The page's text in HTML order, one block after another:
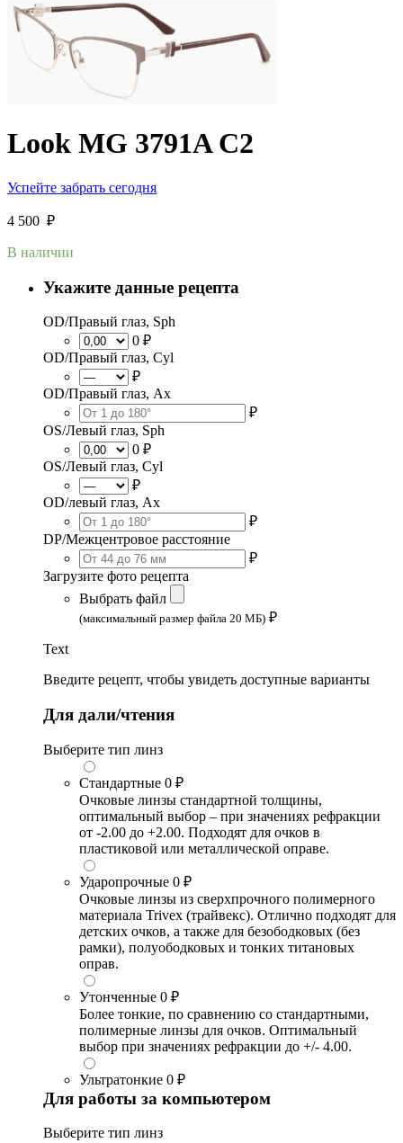
Look MG 3791A C2
Успейте забрать сегодня
4 500 ₽
В наличии
Укажите данные рецепта
OD/Правый глаз, Sph
0 ₽
OD/Правый глаз, Cyl
₽
OD/Правый глаз, Ax
₽
OS/Левый глаз, Sph
0 ₽
OS/Левый глаз, Cyl
₽
OD/левый глаз, Ax
₽
DP/Межцентровое расстояние
₽
Загрузите фото рецепта
Выбрать файл
(максимальный размер файла 20 МБ) ₽
Text
Введите рецепт, чтобы увидеть доступные варианты
Для дали/чтения
Выберите тип линз
Стандартные 0 ₽
Очковые линзы стандартной толщины,
оптимальный выбор – при значениях рефракции
от -2.00 до +2.00. Подходят для очков в
пластиковой или металлической оправе.
Ударопрочные 0 ₽
Очковые линзы из сверхпрочного полимерного
материала Trivex (трайвекс). Отлично подходят для
детских очков, а также для безободковых (без
рамки), полуободковых и тонких титановых
оправ.
Утонченные 0 ₽
Более тонкие, по сравнению со стандартными,
полимерные линзы для очков. Оптимальный
выбор при значениях рефракции до +/- 4.00.
Ультратонкие 0 ₽
Для работы за компьютером
Выберите тип линз